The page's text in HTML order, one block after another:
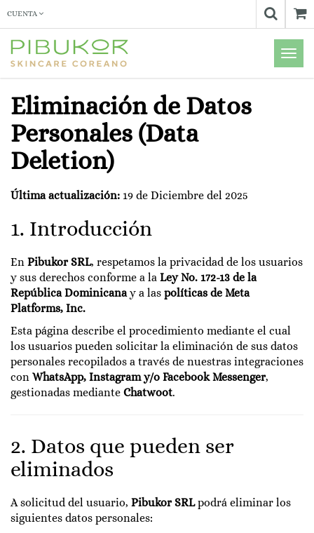
CUENTA
Menú
de
Eliminación de Datos
Personales (Data
Deletion)
Última actualización: 19 de Diciembre del 2025
1. Introducción
En Pibukor SRL, respetamos la privacidad de los usuarios
y sus derechos conforme a la Ley No. 172-13 de la
República Dominicanay a las políticas de Meta
Platforms, Inc.
Esta página describe el procedimiento mediante el cual
los usuarios pueden solicitar la eliminación de sus datos
personales recopilados a través de nuestras integraciones
con WhatsApp, Instagram y/o Facebook Messenger,
gestionadas mediante Chatwoot.
2. Datos que pueden ser
eliminados
A solicitud del usuario, Pibukor SRLpodrá eliminar los
siguientes datos personales: